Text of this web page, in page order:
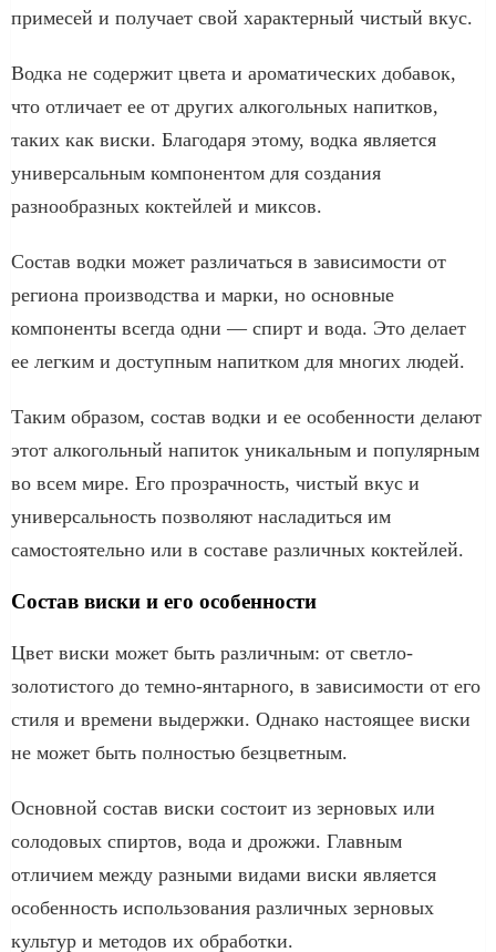
примесей и получает свой характерный чистый вкус.
Водка не содержит цвета и ароматических добавок,
что отличает ее от других алкогольных напитков,
таких как виски. Благодаря этому, водка является
универсальным компонентом для создания
разнообразных коктейлей и миксов.
Состав водки может различаться в зависимости от
региона производства и марки, но основные
компоненты всегда одни — спирт и вода. Это делает
ее легким и доступным напитком для многих людей.
Таким образом, состав водки и ее особенности делают
этот алкогольный напиток уникальным и популярным
во всем мире. Его прозрачность, чистый вкус и
универсальность позволяют насладиться им
самостоятельно или в составе различных коктейлей.
Состав виски и его особенности
Цвет виски может быть различным: от светло-
золотистого до темно-янтарного, в зависимости от его
стиля и времени выдержки. Однако настоящее виски
не может быть полностью безцветным.
Основной состав виски состоит из зерновых или
солодовых спиртов, вода и дрожжи. Главным
отличием между разными видами виски является
особенность использования различных зерновых
культур и методов их обработки.